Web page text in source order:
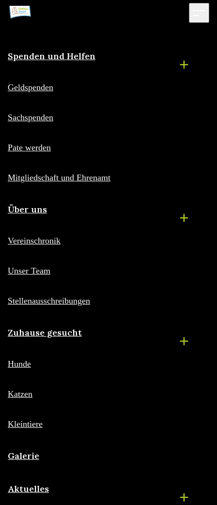
Spenden und Helfen
Geldspenden
Sachspenden
Pate werden
Mitgliedschaft und Ehrenamt
Über uns
Vereinschronik
Unser Team
Stellenausschreibungen
Zuhause gesucht
Hunde
Katzen
Kleintiere
Galerie
Aktuelles